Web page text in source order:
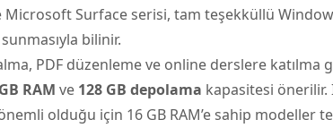
Microsoft Surface serisi, tam teşekküllü
bilinir.
PDF düzenleme ve online derslere katılma
RAM ve 128 GB depolama kapasitesi önerilir.
olduğu için 16 GB RAM’e sahip modeller